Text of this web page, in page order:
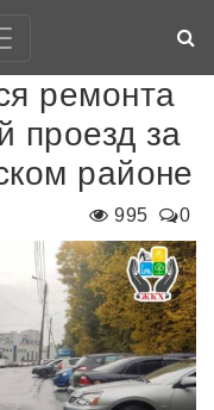
ремонта
проезд за
районе
995 0